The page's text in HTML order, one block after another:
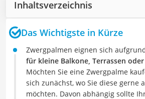
Inhaltsverzeichnis
Das Wichtigste in Kürze
Zwergpalmen eignen sich
für kleine Balkone, Terrassen
Möchten Sie eine Zwergpalme
sich zunächst, wo Sie diese gerne
möchten. Davon abhängig sollte